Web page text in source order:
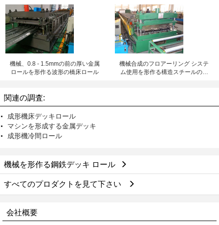
ル
キ ロールは使用法を広げます
機械、0.8 - 1.5mmの前の厚い金属
ロールを形作る波形の橋床ロール
機械合成のフロアーリング システ
ム使用を形作る構造スチールのデ
関連の調査:
成形機床デッキロール
マシンを形成する金属デッキ
成形機冷間ロール
機械を形作る鋼鉄デッキ ロール
すべてのプロダクトを見て下さい
会社概要